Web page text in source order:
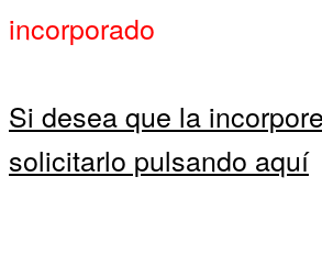
incorporado
Si desea que la
solicitarlo pulsando aquí